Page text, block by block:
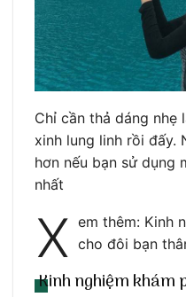
Chỉ cần thả dáng nhẹ
xinh lung linh rồi đấy.
hơn nếu bạn sử dụng
nhất
X em thêm: Kinh
cho đôi bạn
Kinh nghiệm khám